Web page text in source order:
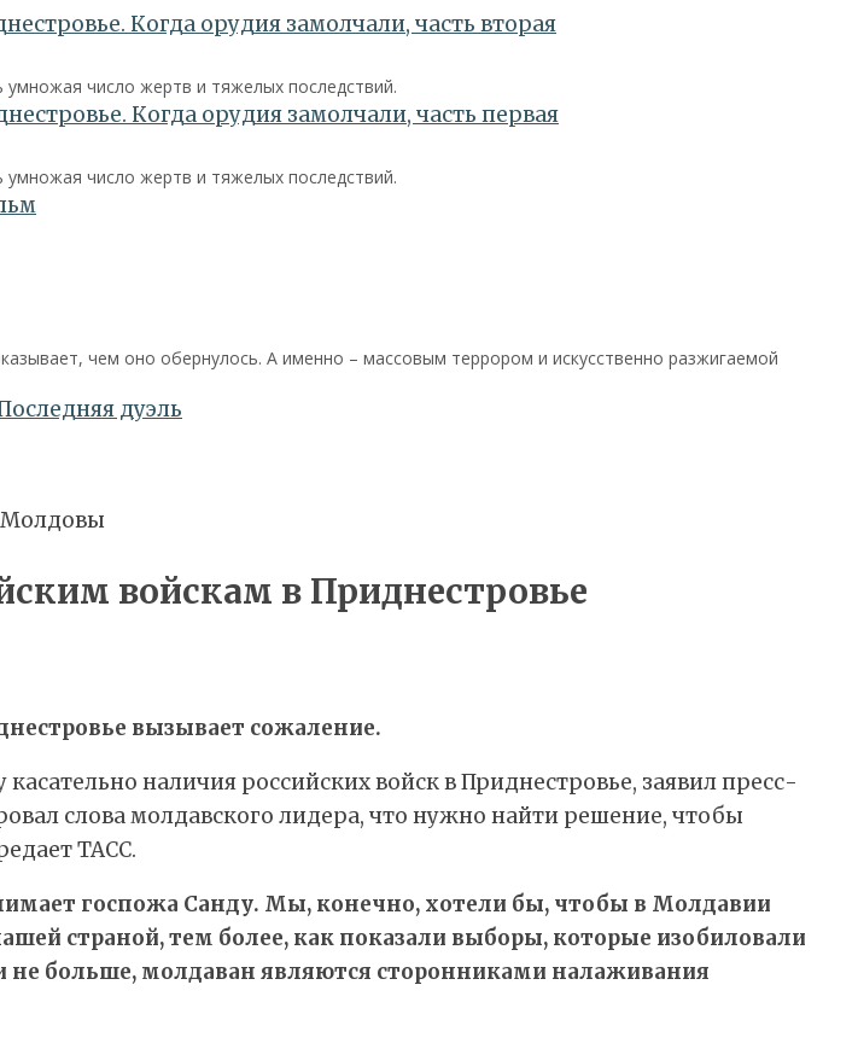
число жертв и тяжелых последствий.
число жертв и тяжелых последствий.
чем оно обернулось. А именно – массовым террором и искусственно разжигаемой
войскам в Приднестровье
вызывает сожаление.
наличия российских войск в Приднестровье, заявил пресс-
слова молдавского лидера, что нужно найти решение, чтобы
ТАСС.
госпожа Санду. Мы, конечно, хотели бы, чтобы в Молдавии
страной, тем более, как показали выборы, которые изобиловали
больше, молдаван являются сторонниками налаживания